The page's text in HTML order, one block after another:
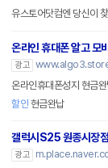
유스토어닷컴엔 당신이
온라인 휴대폰 알고 모
광고
할인 현금완납
갤럭시S25 원종시장
광고